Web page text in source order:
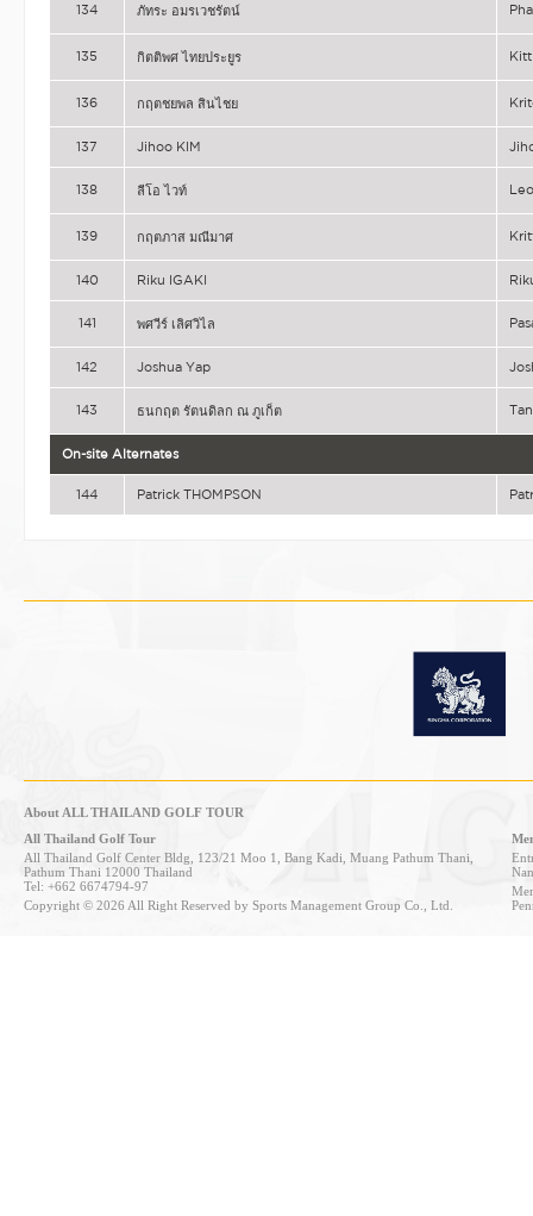
134 ภัทระ อมรเวชรัตน์
135 กิตติพศ ไทยประยูร
136 กฤตชยพล สินไชย
137 Jihoo KIM
138 ลีโอ ไวท์
139 กฤตภาส มณีมาศ
140 Riku IGAKI
141 พศวีร์ เลิศวิไล
142 Joshua Yap
143 ธนกฤต รัตนดิลก ณ ภูเก็ต
On-site Alternates
144 Patrick THOMPSON
About ALL THAILAND GOLF TOUR
All Thailand Golf Tour
All Thailand Golf Center Bldg, 123/21 Moo 1, Bang Kadi, Muang Pathum Thani,
Pathum Thani 12000 Thailand
Tel: +662 6674794-97
Copyright © 2026 All Right Reserved by Sports Management Group Co., Ltd.